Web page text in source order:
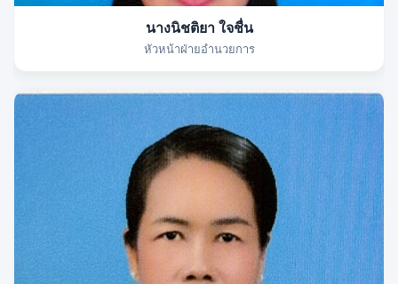
นางนิชติยา ใจชื่น
หัวหน้าฝ่ายอำนวยการ